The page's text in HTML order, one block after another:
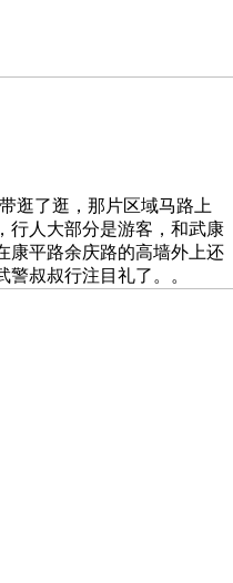
逛了逛，那片区域马路上
行人大部分是游客，和武康
康平路余庆路的高墙外上还
叔叔行注目礼了。。